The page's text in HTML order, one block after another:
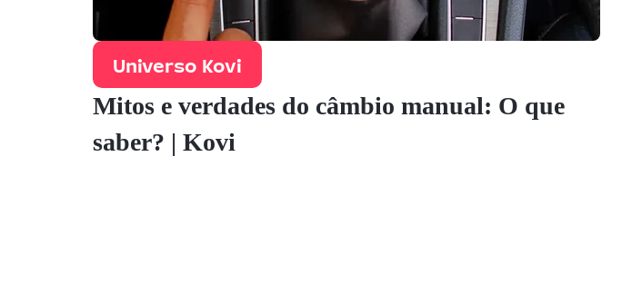
Universo Kovi
Mitos e verdades do câmbio manual: O que
saber? | Kovi